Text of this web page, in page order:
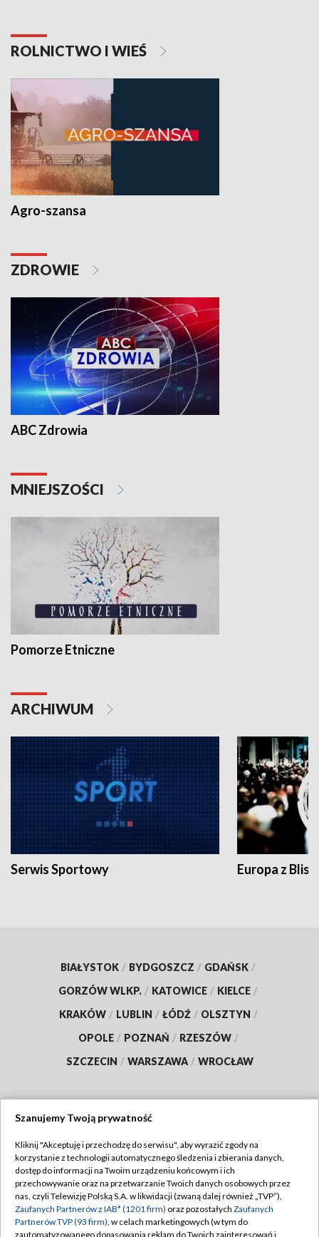
ROLNICTWO I WIEŚ
Agro-szansa
ZDROWIE
ABC Zdrowia
MNIEJSZOŚCI
Pomorze Etniczne
ARCHIWUM
Serwis Sportowy Europa z
BIAŁYSTOK / BYDGOSZCZ / GDAŃSK /
GORZÓW WLKP. / KATOWICE / KIELCE /
KRAKÓW / LUBLIN / ŁÓDŹ / OLSZTYN /
OPOLE / POZNAŃ / RZESZÓW /
SZCZECIN / WARSZAWA / WROCŁAW
TVP
Abonament TVP
Emisja w TVP
Centrum informacji TVP
Regulamin TVP
Polityka prywatności
Moje zgody
Szanujemy Twoją prywatność
Kliknij "Akceptuję i przechodzę do serwisu", aby wyrazić zgody na
korzystanie z technologii automatycznego śledzenia i zbierania danych,
dostęp do informacji na Twoim urządzeniu końcowym i ich
przechowywanie oraz na przetwarzanie Twoich danych osobowych przez
nas, czyli Telewizję Polską S.A. w likwidacji (zwaną dalej również „TVP”),
Zaufanych Partnerów z IAB* (1201 firm) oraz pozostałych Zaufanych
Partnerów TVP (93 firm), w celach marketingowych (w tym do
zautomatyzowanego dopasowania reklam do Twoich zainteresowań i